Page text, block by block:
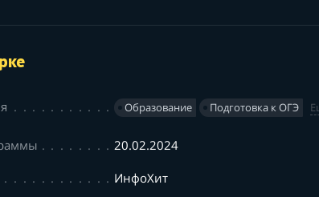
Образование Подготовка к ОГЭ
20.02.2024
ИнфоХит